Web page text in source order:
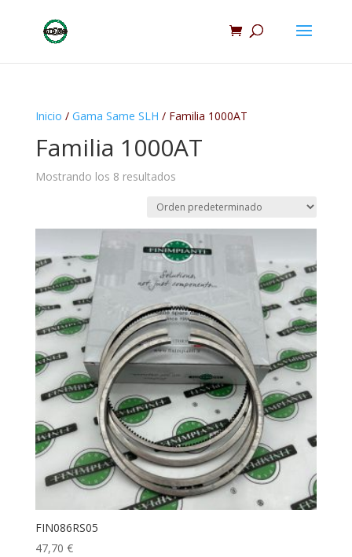
Inicio / Gama Same SLH / Familia 1000AT
Familia 1000AT
Mostrando los 8 resultados
FIN086RS05
47,70 €